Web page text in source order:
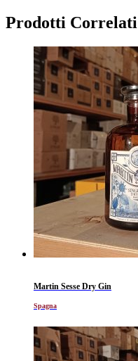
Prodotti Correlati
Martin Sesse Dry Gin
Spagna